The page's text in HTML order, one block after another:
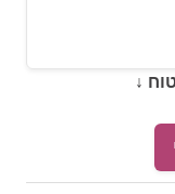
לו/ה גם שיער
בצד שמאל
מתקרבים
צורה סגורה.
↓